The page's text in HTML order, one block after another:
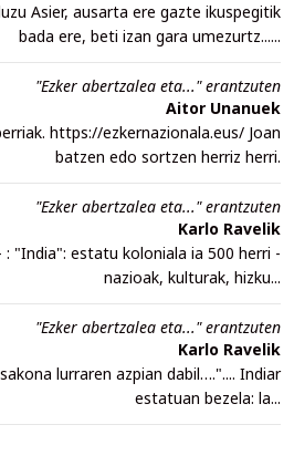
Asier, ausarta ere gazte ikuspegitik
bada ere, beti izan gara umezurtz......
"Ezker abertzalea eta..." erantzuten
Aitor Unanuek
https://ezkernazionala.eus/ Joan
batzen edo sortzen herriz herri.
"Ezker abertzalea eta..." erantzuten
Karlo Ravelik
: "India": estatu koloniala ia 500 herri -
nazioak, kulturak, hizku...
"Ezker abertzalea eta..." erantzuten
Karlo Ravelik
lurraren azpian dabil….".... Indiar
estatuan bezela: la...